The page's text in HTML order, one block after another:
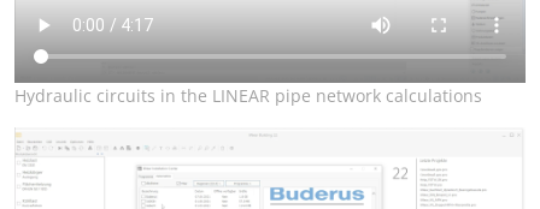
Hydraulic circuits in the LINEAR pipe network calculations